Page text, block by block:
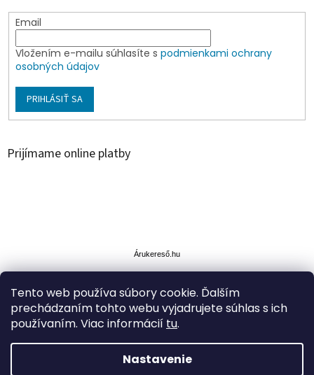
Tento web používa súbory cookie. Ďalším
prechádzaním tohto webu vyjadrujete súhlas s ich
používaním. Viac informácií tu.
Nastavenie
Email
Vložením e-mailu súhlasíte s podmienkami ochrany
osobných údajov
PRIHLÁSIŤ SA
Prijímame online platby
k
r
e
s
Árukereső.hu
Vytvoril Shoptet